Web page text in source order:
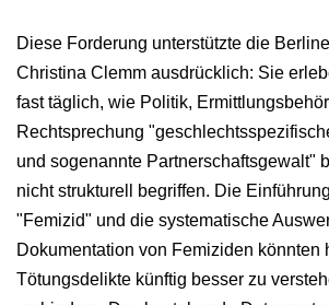
Diese Forderung unterstützte die
Christina Clemm ausdrücklich: Sie
fast täglich, wie Politik,
Rechtsprechung
und sogenannte Partnerschaftsgewalt"
nicht strukturell begriffen. Die
"Femizid" und die systematische
Dokumentation von Femiziden könnten
Tötungsdelikte künftig besser zu